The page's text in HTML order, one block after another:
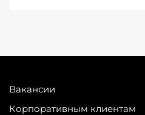
Вакансии
Корпоративным клиентам